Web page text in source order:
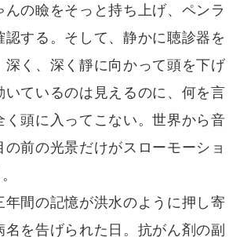
、再び目を開けると、私は1年前の、
日パーティー会場に立っていた。
色褪せた服を着た、生きているチーち
きしめ、夫の目の前で結婚指輪を外
げ捨てた。
しましょう」
の手で全てを取り戻す。
んの瞼をそっと持ち上げ、ペンラ
認する。そして、静かに聴診器を
深く、深く靜に向かって頭を下げ
いているのは見えるのに、何を言
く頭に入ってこない。世界から音
の前の光景だけがスローモーショ
年間の記憶が洪水のように押し寄
名を告げられた日。抗がん剤の副